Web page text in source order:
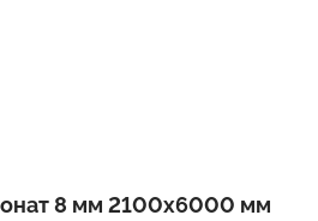
8 мм 2100x6000 мм